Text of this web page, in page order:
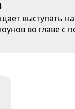
выступать
во главе с